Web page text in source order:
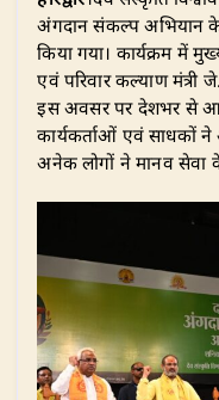
at
s
A
p
p
c
e
b
o
o
k
k
e
dI
n
अंगदान संकल्प अभियान के
किया गया। कार्यक्रम में
एवं परिवार कल्याण मंत्री
इस अवसर पर देशभर से आए
कार्यकर्ताओं एवं साधकों
अनेक लोगों ने मानव सेवा